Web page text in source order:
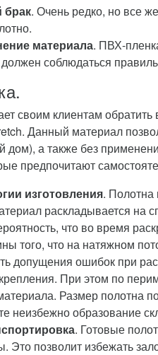
брак. Очень редко, но все
материала. ПВХ-
соблюдаться
своим клиентам
Данный материал
дом), а также без
предпочитают
изготовления. Полотна
раскладывается на
что во время
того, что на натяжном
допущения ошибок при
При этом по
Размер полотна
неизбежно образование
. Готовые
Это позволит избежать